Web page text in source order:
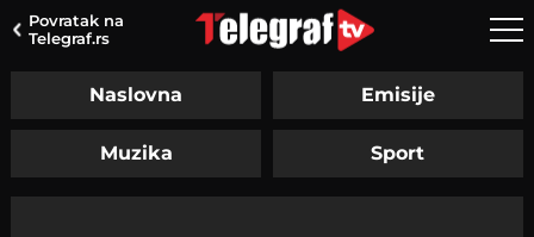
Povratak na
Telegraf.rs
Naslovna Emisije
Muzika Sport